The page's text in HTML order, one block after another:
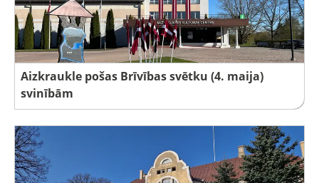
Aizkraukle pošas Brīvības svētku (4. maija)
svinībām